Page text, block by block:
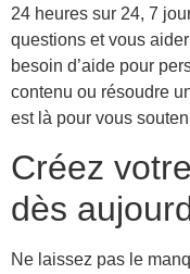
24 heures sur 24, 7
questions et vous
besoin d’aide pour
contenu ou résoudre
est là pour vous
Créez
dès
Ne laissez pas le